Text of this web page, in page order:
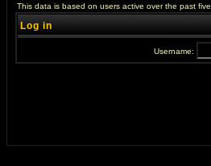
This data is based on users active over the past
Log in
Username: